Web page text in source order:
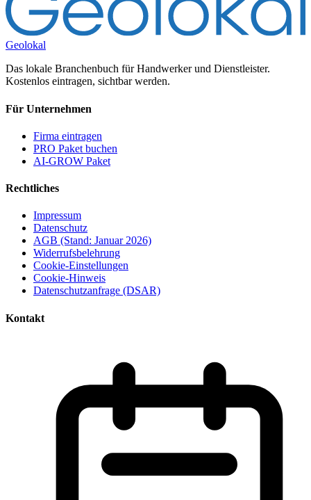
Geolokal
Das lokale Branchenbuch für Handwerker und Dienstleister.
Kostenlos eintragen, sichtbar werden.
Für Unternehmen
Firma eintragen
PRO Paket buchen
AI-GROW Paket
Rechtliches
Impressum
Datenschutz
AGB (Stand: Januar 2026)
Widerrufsbelehrung
Cookie-Einstellungen
Cookie-Hinweis
Datenschutzanfrage (DSAR)
Kontakt